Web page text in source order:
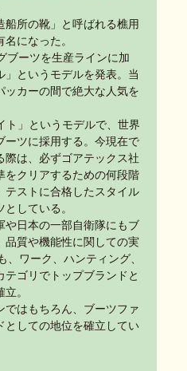
所の靴」と呼ばれる樵用
になった。
ブーツを生産ラインに加
」というモデルを発表。当
ッカーの間で絶大な人気を
ト」というモデルで、世界
ーツに採用する。今現在で
際は、必ずゴアテックス社
をクリアするための何段階
テストに合格したスタイル
している。
や日本の一部自衛隊にもブ
品質や機能性に関しての実
、ワーク、ハンティング、
テゴリでトップブランドと
。
ではもちろん、ブーツファ
としての地位を確立してい